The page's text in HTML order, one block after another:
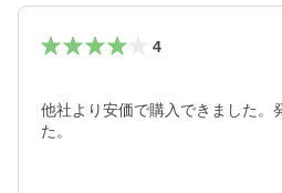
4
他社より安価で購入できました。
た。